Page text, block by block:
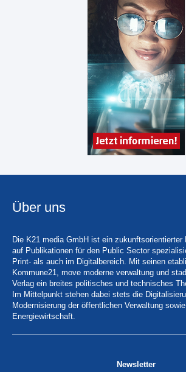
Über uns
Die K21 media GmbH ist ein zukunftsorientierter
auf Publikationen für den Public Sector
Print- als auch im Digitalbereich. Mit seinen
Kommune21, move moderne verwaltung und
Verlag ein breites politisches und technisches
Im Mittelpunkt stehen dabei stets die
Modernisierung der öffentlichen Verwaltung
Energiewirtschaft.
Newsletter